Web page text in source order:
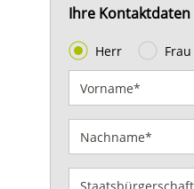
Ihre Kontaktdaten
Herr Frau